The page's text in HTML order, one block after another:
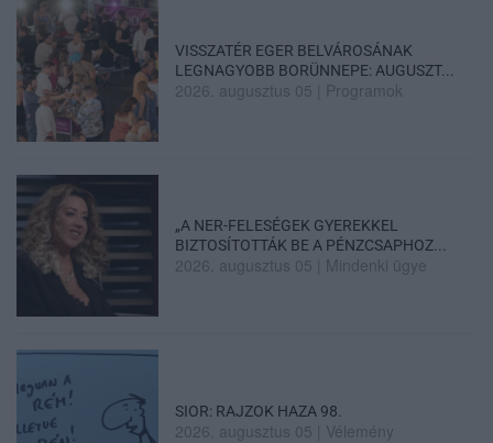
VISSZATÉR EGER BELVÁROSÁNAK
LEGNAGYOBB BORÜNNEPE: AUGUSZT...
2026. augusztus 05 Programok
„A NER-FELESÉGEK GYEREKKEL
BIZTOSÍTOTTÁK BE A PÉNZCSAPHOZ...
2026. augusztus 05 Mindenki ügye
SIOR: RAJZOK HAZA 98.
2026. augusztus 05 Vélemény